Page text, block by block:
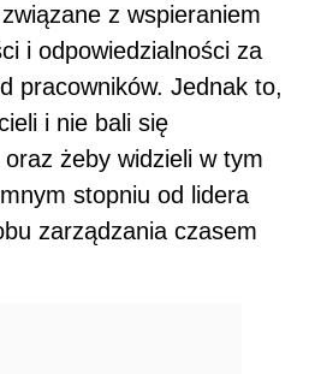
z wspieraniem
i odpowiedzialności za
pracowników. Jednak to,
i nie bali się
żeby widzieli w tym
stopniu od lidera
zarządzania czasem